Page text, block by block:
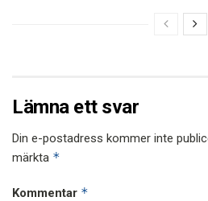
Lämna ett svar
Din e-postadress kommer inte
märkta *
Kommentar *